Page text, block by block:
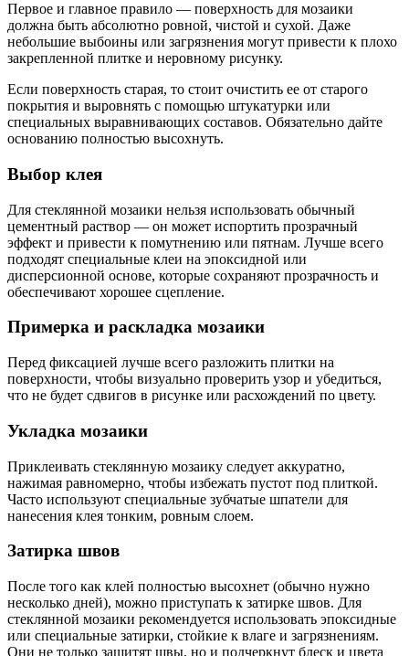
Первое и главное правило — поверхность для мозаики
должна быть абсолютно ровной, чистой и сухой. Даже
небольшие выбоины или загрязнения могут привести к плохо
закрепленной плитке и неровному рисунку.
Если поверхность старая, то стоит очистить ее от старого
покрытия и выровнять с помощью штукатурки или
специальных выравнивающих составов. Обязательно дайте
основанию полностью высохнуть.
Выбор клея
Для стеклянной мозаики нельзя использовать обычный
цементный раствор — он может испортить прозрачный
эффект и привести к помутнению или пятнам. Лучше всего
подходят специальные клеи на эпоксидной или
дисперсионной основе, которые сохраняют прозрачность и
обеспечивают хорошее сцепление.
Примерка и раскладка мозаики
Перед фиксацией лучше всего разложить плитки на
поверхности, чтобы визуально проверить узор и убедиться,
что не будет сдвигов в рисунке или расхождений по цвету.
Укладка мозаики
Приклеивать стеклянную мозаику следует аккуратно,
нажимая равномерно, чтобы избежать пустот под плиткой.
Часто используют специальные зубчатые шпатели для
нанесения клея тонким, ровным слоем.
Затирка швов
После того как клей полностью высохнет (обычно нужно
несколько дней), можно приступать к затирке швов. Для
стеклянной мозаики рекомендуется использовать эпоксидные
или специальные затирки, стойкие к влаге и загрязнениям.
Они не только защитят швы, но и подчеркнут блеск и цвета